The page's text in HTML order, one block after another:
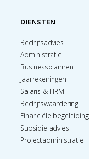
DIENSTEN
Bedrijfsadvies
Administratie
Businessplannen
Jaarrekeningen
Salaris & HRM
Bedrijfswaardering
Financiële begeleiding
Subsidie advies
Projectadministratie